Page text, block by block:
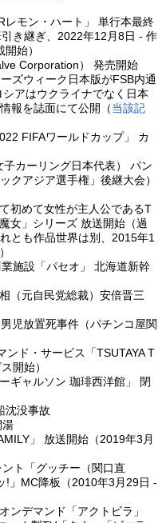
モン・ハート」 単行本最終
き継ぎ、2022年12月8日 - 作
始）
Corporation） 発売開始
ズウィーク日本版がFSB内通
アはウクライナでなく日本
報を誌面にて公開（当該記
FIFAワールドカップ」 カ
カーリング日本代表） パン
クアジア選手権」後継大会）
初めて女性が主人公であるT
女」シリーズ 放送開始（過
とも作品世界は別、2015年1
施設「パセオ」 北海道新幹
（元自民党総裁）安倍晋三
児放置死事件（パチンコ屋関
ド・サービス「TSUTAYA T
開始）
ギャルソン 珈琲西洋館」 閉
沈没事故
湯
」 放送開始（2019年3月
ト「グッチー（関口直
!」MC降板（2010年3月29日 -
ンデマンド「アクトビラ」